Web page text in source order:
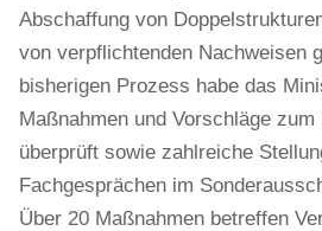
Abschaffung von
von verpflichtenden Nachweisen
bisherigen Prozess habe das
Maßnahmen und Vorschläge
überprüft sowie zahlreiche
Fachgesprächen im
Über 20 Maßnahmen betreffen